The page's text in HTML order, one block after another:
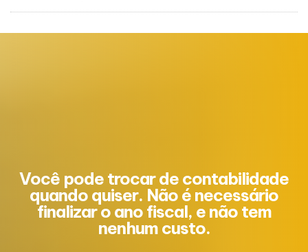
Você pode trocar de contabilidade
quando quiser. Não é necessário
finalizar o ano fiscal, e não tem
nenhum custo.